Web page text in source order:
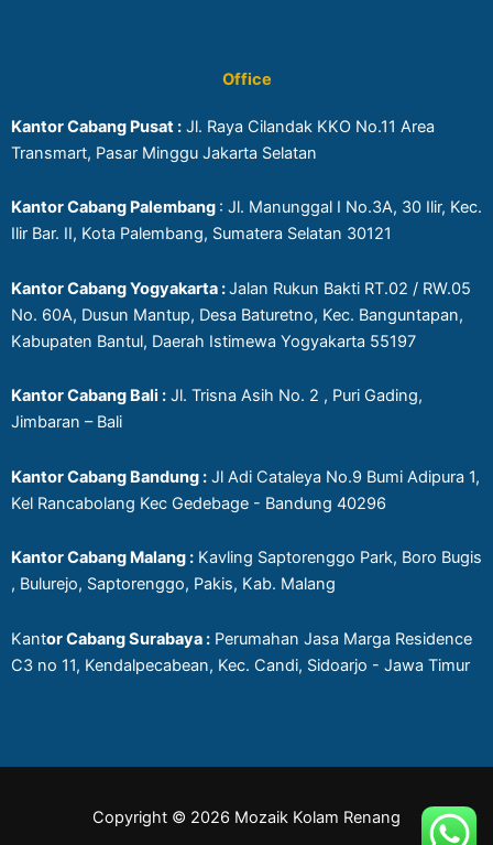
Office
Kantor Cabang Pusat : Jl. Raya Cilandak KKO No.11 Area
Transmart, Pasar Minggu Jakarta Selatan
Kantor Cabang Palembang : Jl. Manunggal I No.3A, 30 Ilir, Kec.
Ilir Bar. II, Kota Palembang, Sumatera Selatan 30121
Kantor Cabang Yogyakarta :Jalan Rukun Bakti RT.02 / RW.05
No. 60A, Dusun Mantup, Desa Baturetno, Kec. Banguntapan,
Kabupaten Bantul, Daerah Istimewa Yogyakarta 55197
Kantor Cabang Bali : Jl. Trisna Asih No. 2 , Puri Gading,
Jimbaran – Bali
Kantor Cabang Bandung : Jl Adi Cataleya No.9 Bumi Adipura 1,
Kel Rancabolang Kec Gedebage - Bandung 40296
Kantor Cabang Malang : Kavling Saptorenggo Park, Boro Bugis
, Bulurejo, Saptorenggo, Pakis, Kab. Malang
Kantor Cabang Surabaya : Perumahan Jasa Marga Residence
C3 no 11, Kendalpecabean, Kec. Candi, Sidoarjo - Jawa Timur
Copyright © 2026 Mozaik Kolam Renang